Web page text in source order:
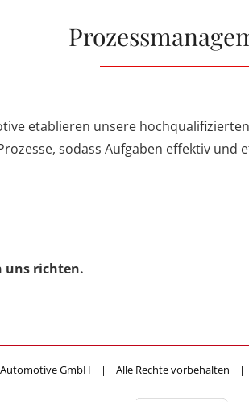
etablieren unsere
sodass Aufgaben effektiv
uns richten.
Automotive GmbH | Alle Rechte vorbehalten |